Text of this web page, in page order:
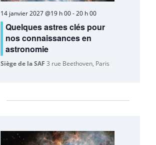
14 janvier 2027 @19 h 00-20 h 00
Quelques astres clés pour
nos connaissances en
astronomie
Siège de la SAF3 rue Beethoven, Paris